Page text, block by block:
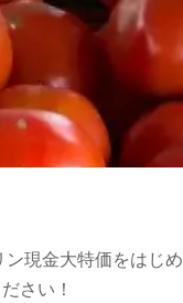
現金大特価をはじ
さい！